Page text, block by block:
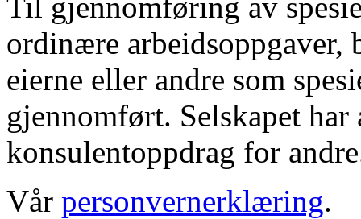
ordinære
eierne eller andre som
gjennomført. Selskapet
konsulentoppdrag for
Vår personvernerklæring.